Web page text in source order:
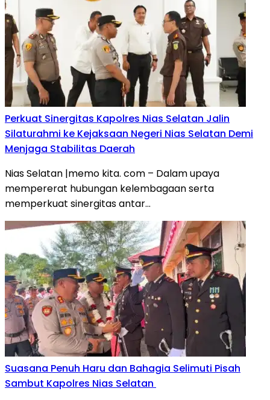
Perkuat Sinergitas Kapolres Nias Selatan Jalin
Silaturahmi ke Kejaksaan Negeri Nias Selatan Demi
Menjaga Stabilitas Daerah
Nias Selatan |memo kita. com – Dalam upaya
mempererat hubungan kelembagaan serta
memperkuat sinergitas antar…
Suasana Penuh Haru dan Bahagia Selimuti Pisah
Sambut Kapolres Nias Selatan